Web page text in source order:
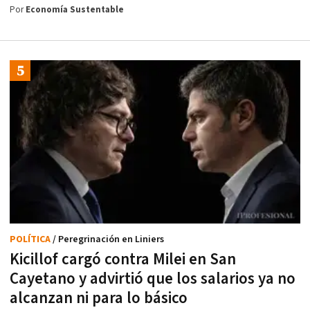
PorEconomía Sustentable
Kicillof cargó contra Milei en San
Cayetano y advirtió que los salarios ya no
alcanzan ni para lo básico
POLÍTICA/ Peregrinación en Liniers